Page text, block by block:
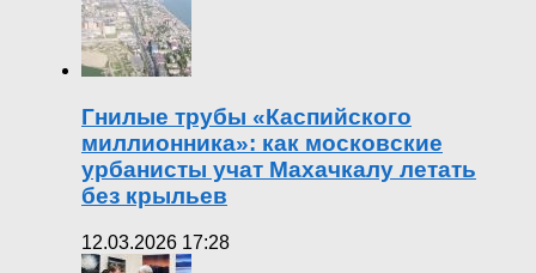
Гнилые трубы «Каспийского
миллионника»: как московские
урбанисты учат Махачкалу летать
без крыльев
12.03.2026 17:28